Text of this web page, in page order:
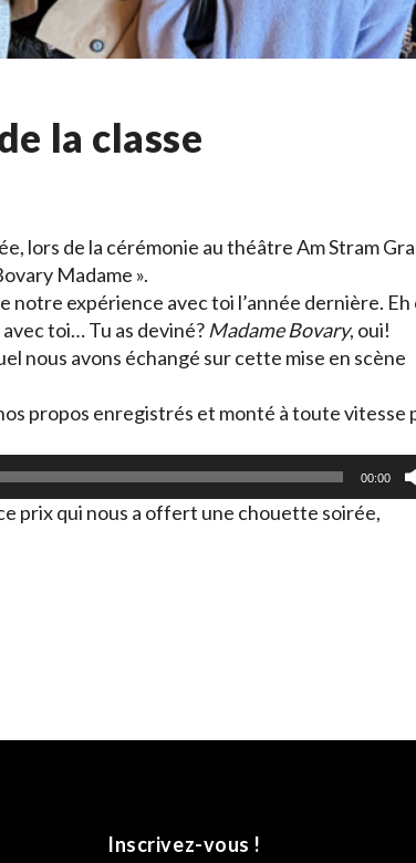
la classe
lors de la cérémonie au théâtre Am Stram
Madame ».
expérience avec toi l’année dernière. Eh
toi… Tu as deviné? Madame Bovary, oui!
nous avons échangé sur cette mise en scène
propos enregistrés et monté à toute vitesse
00:00
prix qui nous a offert une chouette soirée,
Inscrivez-vous !